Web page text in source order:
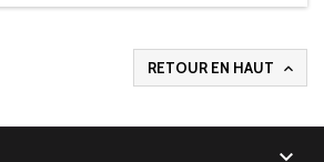
RETOUR EN HAUT 